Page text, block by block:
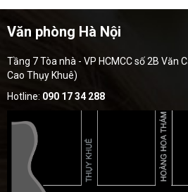
Văn phòng Hà Nội
Tầng 7 Tòa nhà - VP HCMCC số 2B Văn
Cao Thụy Khuê)
Hotline: 090 17 34 288